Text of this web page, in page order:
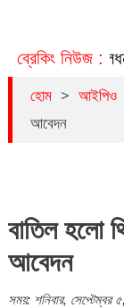
ব্রেকিং নিউজ :
বাজার মূলধন ও
হোম > আইপিও
আবেদন
বাতিল হলো
আবেদন
সময়: শনিবার,